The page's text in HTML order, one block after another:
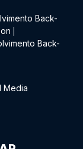
Back-
Back-
Media